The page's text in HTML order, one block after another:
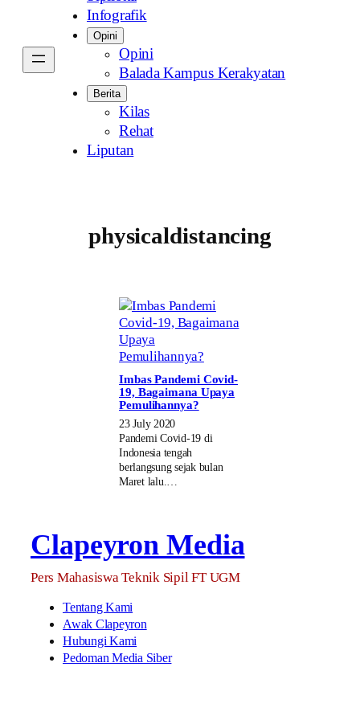
Infografik
Opini
Opini
Balada Kampus Kerakyatan
Berita
Kilas
Rehat
Liputan
physicaldistancing
Imbas Pandemi Covid-
19, Bagaimana Upaya
Pemulihannya?
23 July 2020
Pandemi Covid-19 di
Indonesia tengah
berlangsung sejak bulan
Maret lalu.…
Clapeyron Media
Pers Mahasiswa Teknik Sipil FT UGM
Tentang Kami
Awak Clapeyron
Hubungi Kami
Pedoman Media Siber